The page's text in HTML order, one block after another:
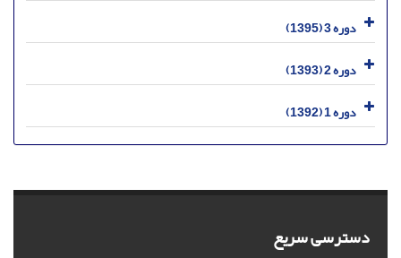
دوره 3 (1395)
دوره 2 (1393)
دوره 1 (1392)
دسترسی سریع